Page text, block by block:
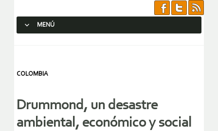
MENÚ
COLOMBIA
Drummond, un desastre
ambiental, económico y social